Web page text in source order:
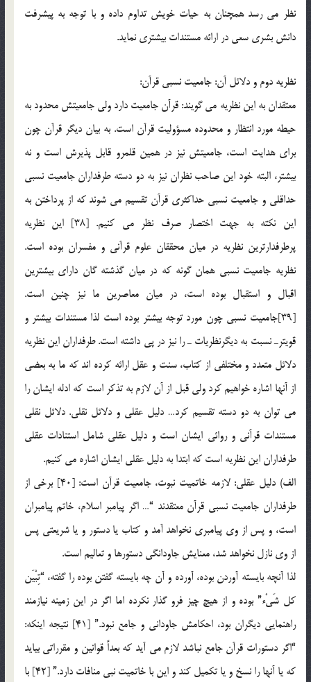
نظر می رسد همچنان به حیات خویش تداوم داده و با توجه به پیشرفت
دانش بشری سعی در ارائه مستندات بیشتری نماید.
نظریه دوم و دلائل آن: جامعیت نسبی قرآن:
معتقدان به این نظریه می گویند: قرآن جامعیت دارد ولی جامعیتش محدود به
حیطه مورد انتظار و محدوده مسؤولیت قرآن است. به بیان دیگر قرآن چون
برای هدایت است، جامعیتش نیز در همین قلمرو قابل پذیرش است و نه
بیشتر، البته خود این صاحب نظران نیز به دو دسته طرفداران جامعیت نسبی
حداقلی و جامعیت نسبی حداکثری قرآن تقسیم می شوند که از پرداختن به
این نکته به جهت اختصار صرف نظر می کنیم. [38] این نظریه
پرطرفدارترین نظریه در میان محققان علوم قرآنی و مفسران بوده است.
نظریه جامعیت نسبی همان گونه که در میان گذشته گان دارای بیشترین
اقبال و استقبال بوده است، در میان معاصرین ما نیز چنین است.
[39]جامعیت نسبی چون مورد توجه بیشتر بوده است لذا مستندات بیشتر و
قویترـ نسبت به دیگرنظریات ـ را نیز در پی داشته است. طرفداران این نظریه
دلائل متعدد و مختلفی از کتاب، سنت و عقل ارائه کرده اند که ما به بعضی
از آنها اشاره خواهیم کرد ولی قبل از آن لازم به تذکر است که ادله ایشان را
می توان به دو دسته تقسیم کرد… دلیل عقلی و دلائل نقلی. دلائل نقلی
مستندات قرآنی و روائی ایشان است و دلیل عقلی شامل استنادات عقلی
طرفداران این نظریه است که ابتدا به دلیل عقلی ایشان اشاره می کنیم.
الف) دلیل عقلی: لازمه خاتمیت نبوت، جامعیت قرآن است: [40] برخی از
طرفداران جامعیت نسبی قرآن معتقدند “… اگر پیامبر اسلام، خاتم پیامبران
است، و پس از وی پیامبری نخواهد آمد و کتاب یا دستور و یا شریعتی پس
از وی نازل نخواهد شد، معنایش جاودانگی دستورها و تعالیم است.
لذا آنچه بایسته آوردن بوده، آورده و آن چه بایسته گفتن بوده را گفته، “تِبْیَن
کل شَیْء” بوده و از هیچ چیز فرو گذار نکرده اما اگر در این زمینه نیازمند
راهنمایی دیگران بود، احکامش جاودانی و جامع نبود.” [41] نتیجه اینکه:
“اگر دستورات قرآن جامع نباشد لازم می آید که بعداً قوانین و مقرراتی بیاید
که یا آنها را نسخ و یا تکمیل کند و این با خاتمیت نبی منافات دارد.” [42] با